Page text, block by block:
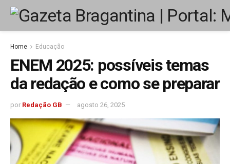
Home Educação
ENEM 2025: possíveis temas
da redação e como se preparar
por Redação GB agosto 26, 2025